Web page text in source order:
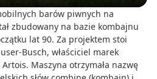
barów piwnych na
zbudowany na bazie kombajnu
lat 90. Za projektem stoi
Busch, właściciel marek
Maszyna otrzymała nazwę